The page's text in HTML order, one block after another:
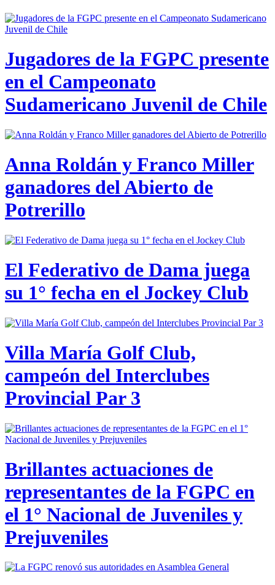
Jugadores de la FGPC presente
en el Campeonato
Sudamericano Juvenil de Chile
Anna Roldán y Franco Miller
ganadores del Abierto de
Potrerillo
El Federativo de Dama juega
su 1° fecha en el Jockey Club
Villa María Golf Club,
campeón del Interclubes
Provincial Par 3
Brillantes actuaciones de
representantes de la FGPC en
el 1° Nacional de Juveniles y
Prejuveniles